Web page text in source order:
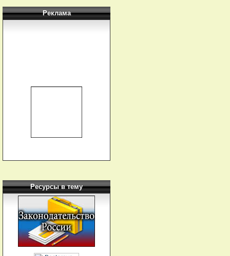
Реклама
Ресурсы в тему